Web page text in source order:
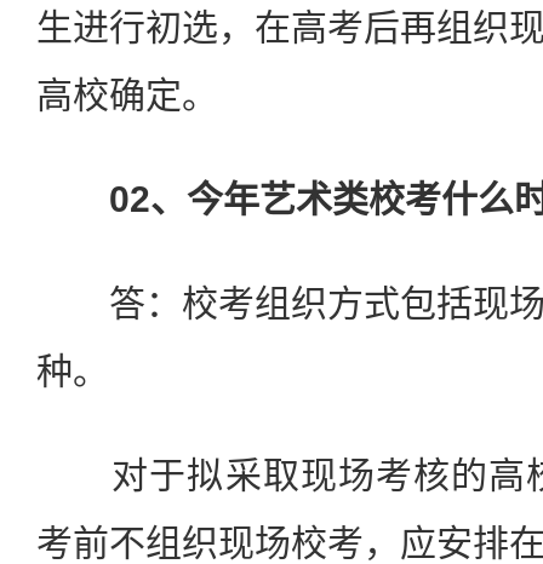
生进行初选，在高考后再组织
高校确定。
02、今年艺术类校考什么
答：校考组织方式包括现场
种。
对于拟采取现场考核的高
考前不组织现场校考，应安排